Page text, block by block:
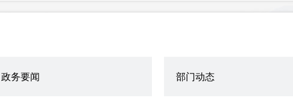
政务要闻 部门动态